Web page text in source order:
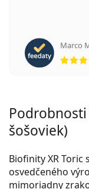
Marco
šošoviek)
Biofinity XR Toric
osvedčeného
mimoriadny